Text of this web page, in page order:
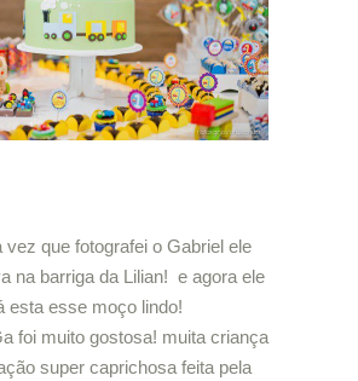
vez que fotografei o Gabriel ele
na barriga da Lilian! e agora ele
esta esse moço lindo!
foi muito gostosa! muita criança
super caprichosa feita pela